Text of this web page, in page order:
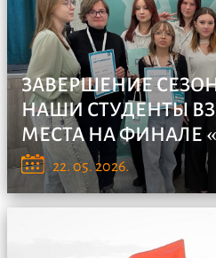
ЗАВЕРШЕНИЕ
НАШИ СТУДЕНТЫ
МЕСТА НА ФИНАЛЕ
16 мая прошёл финал
развитию...
22. 05. 2026.